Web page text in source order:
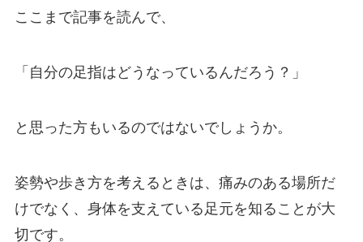
ここまで記事を読んで、
「自分の足指はどうなっているんだろう？」
と思った方もいるのではないでしょうか。
姿勢や歩き方を考えるときは、痛みのある場所だ
けでなく、身体を支えている足元を知ることが大
切です。